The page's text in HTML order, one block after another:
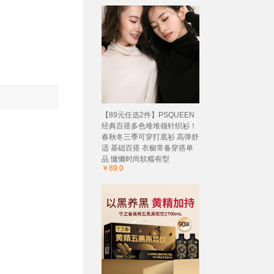
【89元任选2件】PSQUEEN
经典百搭多色堆堆领针织衫！
春秋冬三季可穿打底衫 高弹舒
适 基础百搭 衣橱常备穿搭单
品 慵懒时尚软糯有型
￥89.0